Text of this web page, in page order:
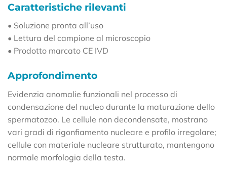
Caratteristiche rilevanti
• Soluzione pronta all’uso
• Lettura del campione al microscopio
• Prodotto marcato CE IVD
Approfondimento
Evidenzia anomalie funzionali nel processo di
condensazione del nucleo durante la maturazione dello
spermatozoo. Le cellule non decondensate, mostrano
vari gradi di rigonfiamento nucleare e profilo irregolare;
cellule con materiale nucleare strutturato, mantengono
normale morfologia della testa.